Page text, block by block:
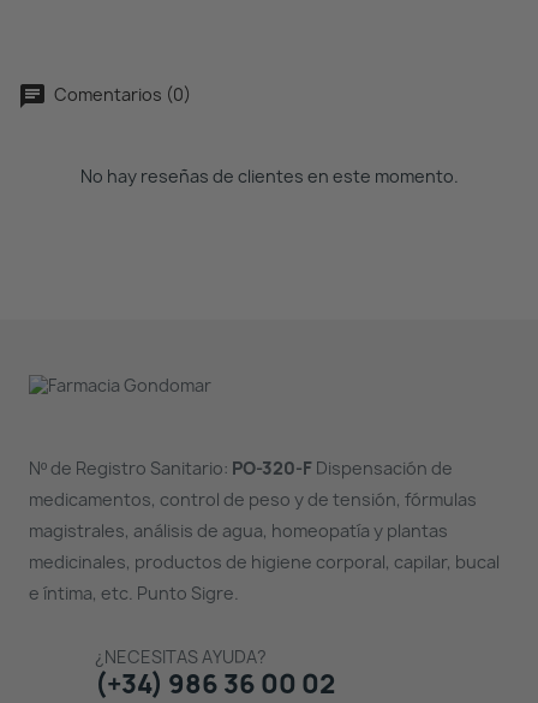
Comentarios (0)
No hay reseñas de clientes en este momento.
Nº de Registro Sanitario: PO-320-FDispensación de
medicamentos, control de peso y de tensión, fórmulas
magistrales, análisis de agua, homeopatía y plantas
medicinales, productos de higiene corporal, capilar, bucal
e íntima, etc. Punto Sigre.
¿NECESITAS AYUDA?
(+34) 986 36 00 02